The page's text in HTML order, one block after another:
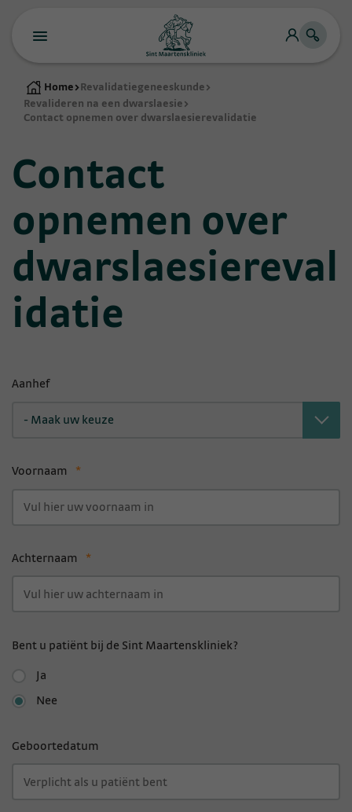
Home > Revalidatiegeneeskunde >
Revalideren na een dwarslaesie >
Contact opnemen over dwarslaesierevalidatie
Contact
opnemen over
dwarslaesiereval
idatie
Aanhef
- Maak uw keuze
Voornaam *
Achternaam *
Bent u patiënt bij de Sint Maartenskliniek?
Ja
Nee
Geboortedatum